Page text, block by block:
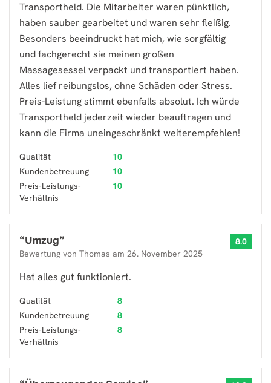
Transportheld. Die Mitarbeiter waren pünktlich,
haben sauber gearbeitet und waren sehr fleißig.
Besonders beeindruckt hat mich, wie sorgfältig
und fachgerecht sie meinen großen
Massagesessel verpackt und transportiert haben.
Alles lief reibungslos, ohne Schäden oder Stress.
Preis-Leistung stimmt ebenfalls absolut. Ich würde
Transportheld jederzeit wieder beauftragen und
kann die Firma uneingeschränkt weiterempfehlen!
Qualität
10
Kundenbetreuung
10
Preis-Leistungs-
Verhältnis
10
“Umzug”
Bewertung von Thomas am 26. November 2025
8.0
Hat alles gut funktioniert.
Qualität
8
Kundenbetreuung
8
Preis-Leistungs-
Verhältnis
8